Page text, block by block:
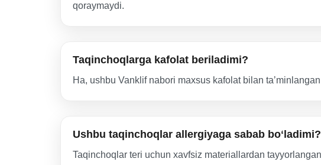
qoraymaydi.
Taqinchoqlarga kafolat beriladimi?
Ha, ushbu Vanklif nabori maxsus kafolat bilan
Ushbu taqinchoqlar allergiyaga sabab boʻladimi?
Taqinchoqlar teri uchun xavfsiz materiallardan